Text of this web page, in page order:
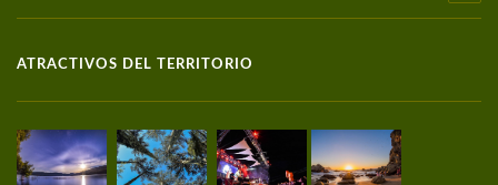
ATRACTIVOS DEL TERRITORIO